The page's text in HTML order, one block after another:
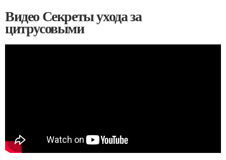
Видео Секреты ухода за
цитрусовыми